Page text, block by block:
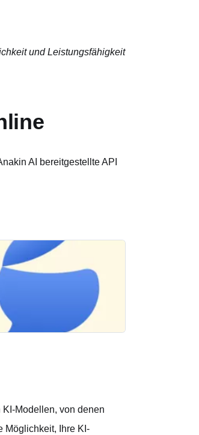
und Leistungsfähigkeit
AI bereitgestellte API
Modellen, von denen
Möglichkeit, Ihre KI-